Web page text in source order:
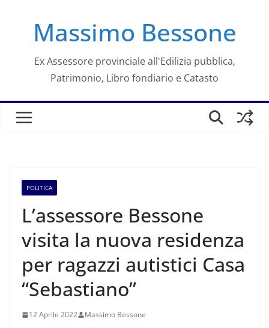
contenutoMassimo Bessone
Ex Assessore provinciale all'Edilizia pubblica,
Patrimonio, Libro fondiario e Catasto
POLITICA
L’assessore Bessone
visita la nuova residenza
per ragazzi autistici Casa
“Sebastiano”
12 Aprile 2022 Massimo Bessone